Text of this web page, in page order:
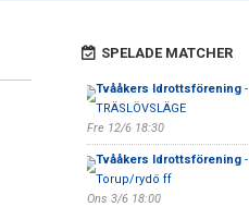
SPELADE MATCHER
Tvååkers Idrottsförening-
TRÄSLÖVSLÄGE
Fre 12/6 18:30
Tvååkers Idrottsförening-
Torup/rydö ff
Ons 3/6 18:00